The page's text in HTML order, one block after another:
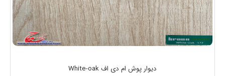
دیوار پوش ام دی اف White-oak